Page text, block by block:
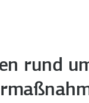
rund